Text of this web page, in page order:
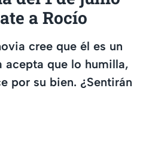
a Rocío
cree que él es un
acepta que lo humilla,
por su bien. ¿Sentirán